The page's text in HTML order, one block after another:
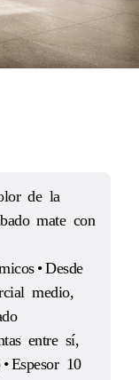
de la
mate con
• Desde
medio,
entre sí,
Espesor 10